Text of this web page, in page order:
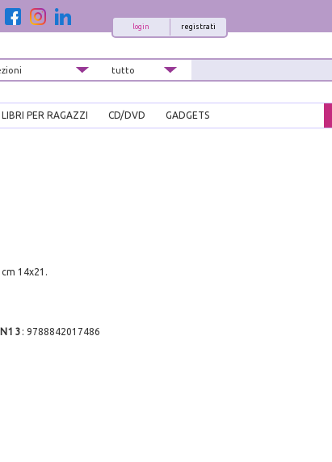
registrati
login
LIBRI PER RAGAZZI CD/DVD GADGETS
14x21.
: 9788842017486